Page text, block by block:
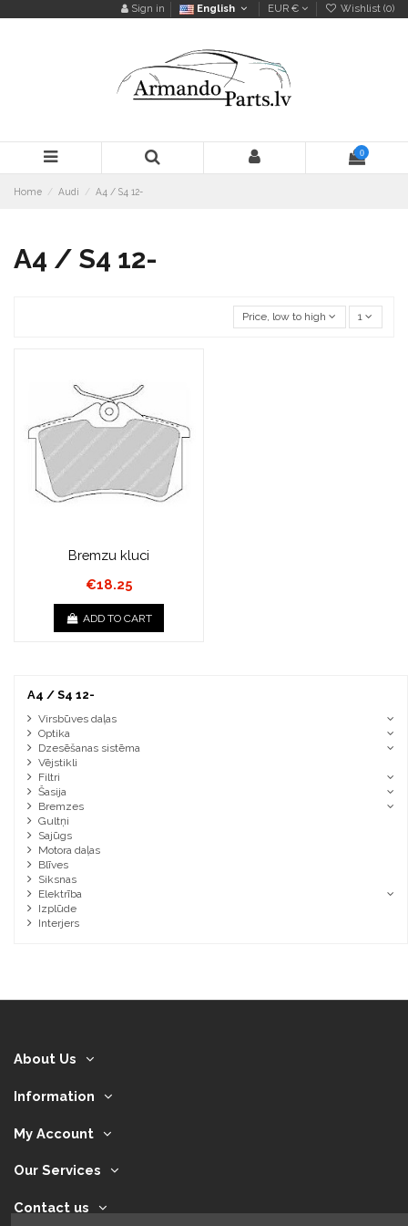
Sign in English EUR € Wishlist (0)
0
Home Audi A4 / S4 12-
A4 / S4 12-
Price, low to high 1
Bremzu kluci
€18.25
ADD TO CART
A4 / S4 12-
Virsbūves daļas
Optika
Dzesēšanas sistēma
Vējstikli
Filtri
Šasija
Bremzes
Gultņi
Sajūgs
Motora daļas
Blīves
Siksnas
Elektrība
Izplūde
Interjers
About Us
Information
My Account
Our Services
Contact us